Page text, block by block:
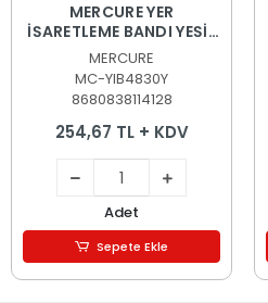
MERCURE YER
İŞARETLEME BANDI YEŞİL
48mm.*30Mt.
MERCURE
MC-YIB4830Y
8680838114128
254,67 TL + KDV
Adet
Sepete Ekle